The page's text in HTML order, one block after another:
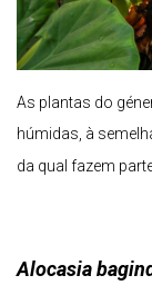
As plantas do
húmidas, à
da qual fazem
Alocasia